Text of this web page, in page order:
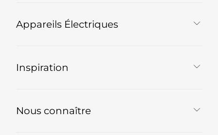
Appareils Électriques
Inspiration
Nous connaître